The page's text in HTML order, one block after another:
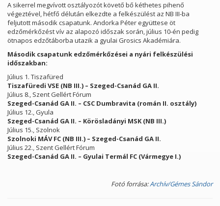
A sikerrel megvívott osztályozót követő bő kéthetes pihenő
végeztével, hétfő délután elkezdte a felkészülést az NB III-ba
feljutott második csapatunk. Andorka Péter együttese öt
edzőmérkőzést vív az alapozó időszak során, július 10-én pedig
ötnapos edzőtáborba utazik a gyulai Grosics Akadémiára.
Második csapatunk edzőmérkőzései a nyári felkészülési
időszakban:
Július 1. Tiszafüred
Tiszafüredi VSE (NB III.) – Szeged-Csanád GA II.
Július 8., Szent Gellért Fórum
Szeged-Csanád GA II. – CSC Dumbravita (román II. osztály)
Július 12., Gyula
Szeged-Csanád GA II. – Körösladányi MSK (NB III.)
Július 15., Szolnok
Szolnoki MÁV FC (NB III.) – Szeged-Csanád GA II.
Július 22., Szent Gellért Fórum
Szeged-Csanád GA II. – Gyulai Termál FC (Vármegye I.)
Fotó forrása:Archív/Gémes Sándor